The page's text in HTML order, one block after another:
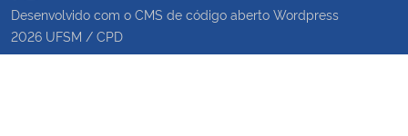
Desenvolvido com o CMS de código aberto Wordpress
2026 UFSM / CPD